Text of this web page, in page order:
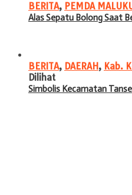
BERITA, PEMDA
Alas Sepatu Bolong Saat
BERITA, DAERAH , Kab.
Dilihat
Simbolis Kecamatan